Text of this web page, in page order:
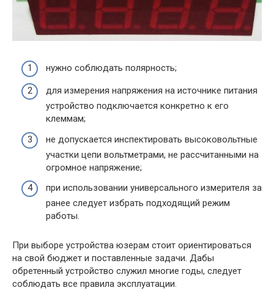
нужно соблюдать полярность;
для измерения напряжения на источнике питания
устройство подключается конкретно к его
клеммам;
не допускается инспектировать высоковольтные
участки цепи вольтметрами, не рассчитанными на
огромное напряжение;
при использовании универсального измерителя за
ранее следует избрать подходящий режим
работы.
При выборе устройства юзерам стоит ориентироваться
на свой бюджет и поставленные задачи. Дабы
обретенный устройство служил многие годы, следует
соблюдать все правила эксплуатации.